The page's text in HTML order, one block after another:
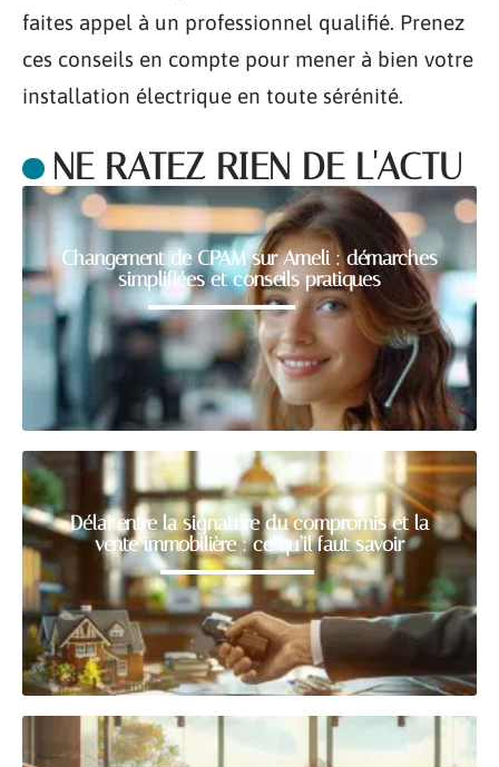
faites appel à un professionnel qualifié. Prenez
ces conseils en compte pour mener à bien votre
installation électrique en toute sérénité.
NE RATEZ RIEN DE L'ACTU
Changement de CPAM sur Ameli : démarches
simplifiées et conseils pratiques
Délai entre la signature du compromis et la
vente immobilière : ce qu’il faut savoir